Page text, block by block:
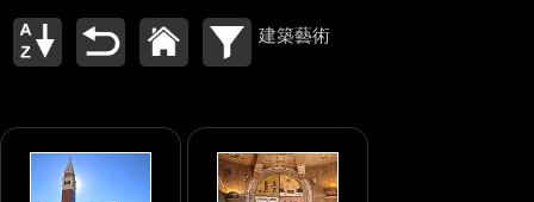
建築藝術